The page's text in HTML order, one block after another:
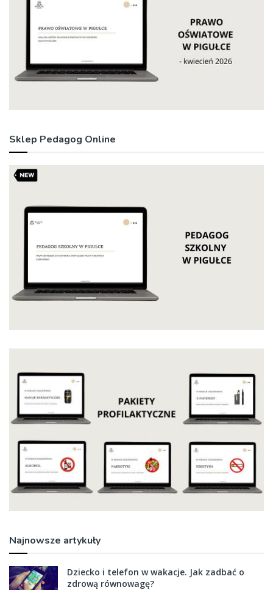
Sklep Pedagog Online
Najnowsze artykuły
Dziecko i telefon w wakacje. Jak zadbać o
zdrową równowagę?